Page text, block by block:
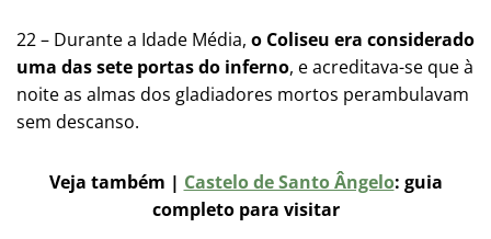
22 – Durante a Idade Média, o Coliseu era considerado
uma das sete portas do inferno, e acreditava-se que à
noite as almas dos gladiadores mortos perambulavam
sem descanso​​.
Veja também | Castelo de Santo Ângelo: guia
completo para visitar